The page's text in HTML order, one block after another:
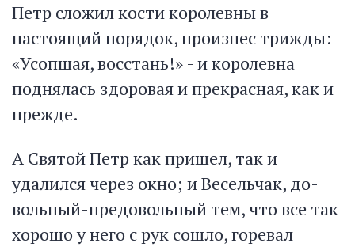
Петр сложил кости королевны в
настоящий порядок, произнес трижды:
«Усопшая, восстань!» - и королевна
поднялась здоровая и прекрасная, как и
прежде.
А Святой Петр как пришел, так и
удалился через окно; и Весельчак, до-
вольный-предовольный тем, что все так
хорошо у него с рук сошло, горевал